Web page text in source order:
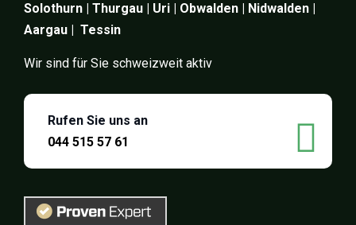
Solothurn | Thurgau | Uri | Obwalden | Nidwalden |
Aargau | Tessin
Wir sind für Sie schweizweit aktiv
Rufen Sie uns an
044 515 57 61